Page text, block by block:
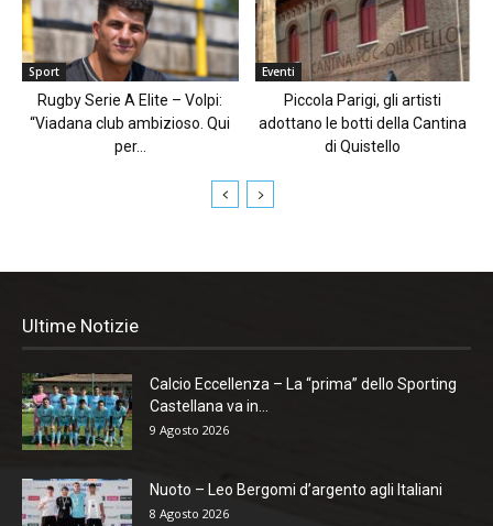
Sport
Rugby Serie A Elite – Volpi:
“Viadana club ambizioso. Qui
per...
Eventi
Piccola Parigi, gli artisti
adottano le botti della Cantina
di Quistello
Ultime Notizie
Calcio Eccellenza – La “prima” dello Sporting
Castellana va in...
9 Agosto 2026
Nuoto – Leo Bergomi d’argento agli Italiani
8 Agosto 2026